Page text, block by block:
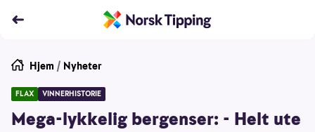
Hjem / Nyheter
FLAX VINNERHISTORIE
Mega-lykkelig bergenser: - Helt ute